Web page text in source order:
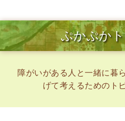
ぷかぷか
障がいがある人と一緒に暮
げて考えるためのト